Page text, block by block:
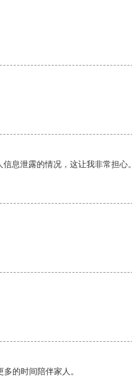
息泄露的情况，这让我非常担心。
的时间陪伴家人。